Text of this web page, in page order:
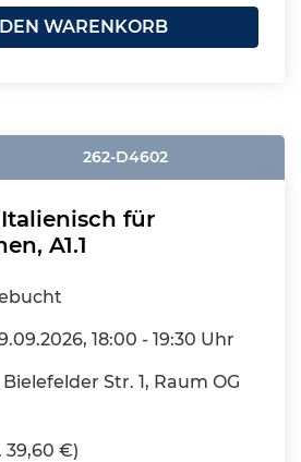
WARENKORB
262-D4602
für
A1.1
18:00 - 19:30 Uhr
Str. 1, Raum OG
39,60 €)